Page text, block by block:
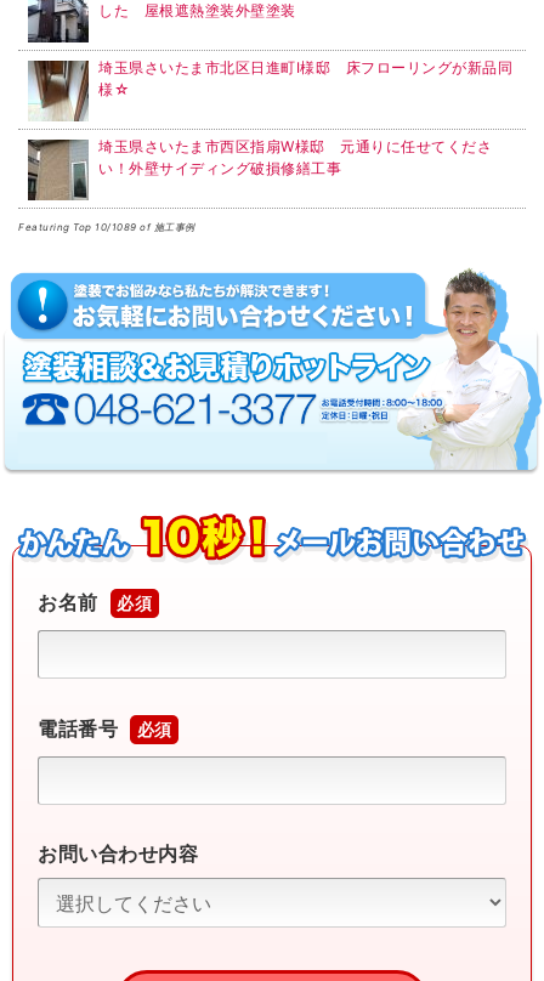
した 屋根遮熱塗装外壁塗装
埼玉県さいたま市北区日進町I様邸 床フローリングが新品同
様☆
埼玉県さいたま市西区指扇W様邸 元通りに任せてくださ
い！外壁サイディング破損修繕工事
Featuring Top 10/1089 of 施工事例
お名前 必須
電話番号 必須
お問い合わせ内容